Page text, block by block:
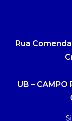
Rua
UB – CAMPO